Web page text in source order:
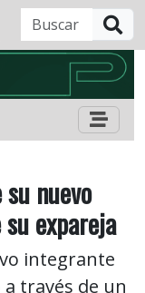
nuevo
expareja
integrante
través de un